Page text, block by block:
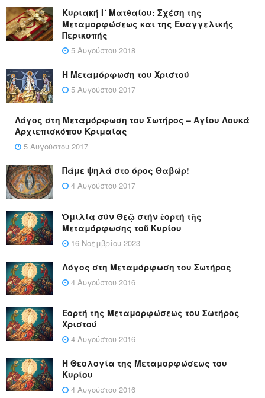
Κυριακή Ι´ Ματθαίου: Σχέση της
Μεταμορφώσεως και της Ευαγγελικής
Περικοπής
5 Αυγούστου 2018
Η Μεταμόρφωση του Χριστού
5 Αυγούστου 2017
Λόγος στη Μεταμόρφωση του Σωτήρος – Αγίου Λουκά
Αρχιεπισκόπου Κριμαίας
5 Αυγούστου 2017
Πάμε ψηλά στο όρος Θαβώρ!
4 Αυγούστου 2017
Ὁμιλία σὺν Θεῷ στὴν ἑορτὴ τῆς
Μεταμόρφωσης τοῦ Κυρίου
16 Νοεμβρίου 2023
Λόγος στη Μεταμόρφωση του Σωτήρος
4 Αυγούστου 2016
Εορτή της Μεταμορφώσεως του Σωτήρος
Χριστού
4 Αυγούστου 2016
Η Θεολογία της Μεταμορφώσεως του
Κυρίου
4 Αυγούστου 2016